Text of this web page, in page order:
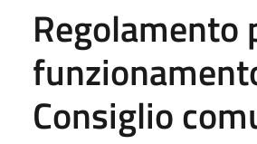
Regolamento
Consiglio